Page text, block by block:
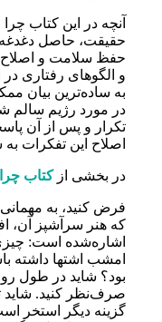
آنچه در این کتاب چرا ما
حقیقت، حاصل دغدغه،
حفظ سلامت و اصلاح
و الگوهای رفتاری در
به ساده‌ترین بیان ممکن
در مورد رژیم سالم شکل‌
تکرار و پس‌ از آن پاسخی
اصلاح این تفکرات به شما
در بخشی ازکتاب چرا ما
فرض کنید، به مهمانی
که هنر سرآشپز آن،
اشاره‌شده است: چیزی
امشب اشتها داشته
بود؟ شاید در طول روز
صرف‌نظر کنید. شاید
گزینه دیگر استخر است،